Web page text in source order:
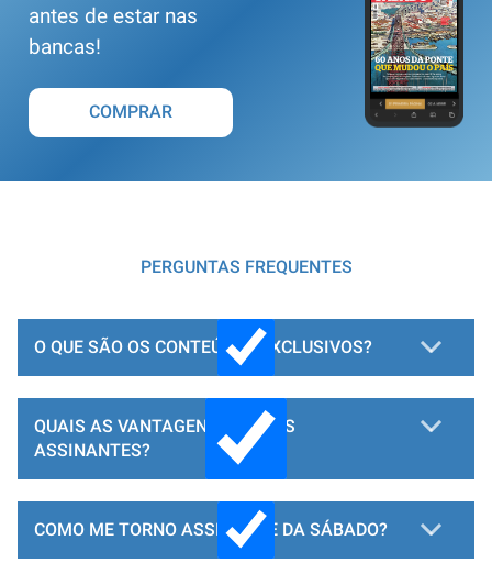
antes de estar nas
bancas!
COMPRAR
PERGUNTAS FREQUENTES
O QUE SÃO OS CONTEÚDOS EXCLUSIVOS?
QUAIS AS VANTAGENS PARA OS
ASSINANTES?
COMO ME TORNO ASSINANTE DA SÁBADO?